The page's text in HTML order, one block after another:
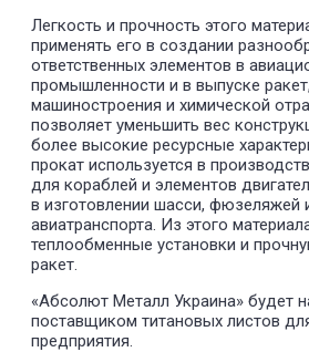
Легкость и прочность этого
применять его в создании
ответственных элементов в
промышленности и в выпуске
машиностроения и химической
позволяет уменьшить вес
более высокие ресурсные
прокат используется в
для кораблей и элементов
в изготовлении шасси, фюзеляжей
авиатранспорта. Из этого
теплообменные установки и
ракет.
«Абсолют Металл Украина» будет
поставщиком титановых листов
предприятия.